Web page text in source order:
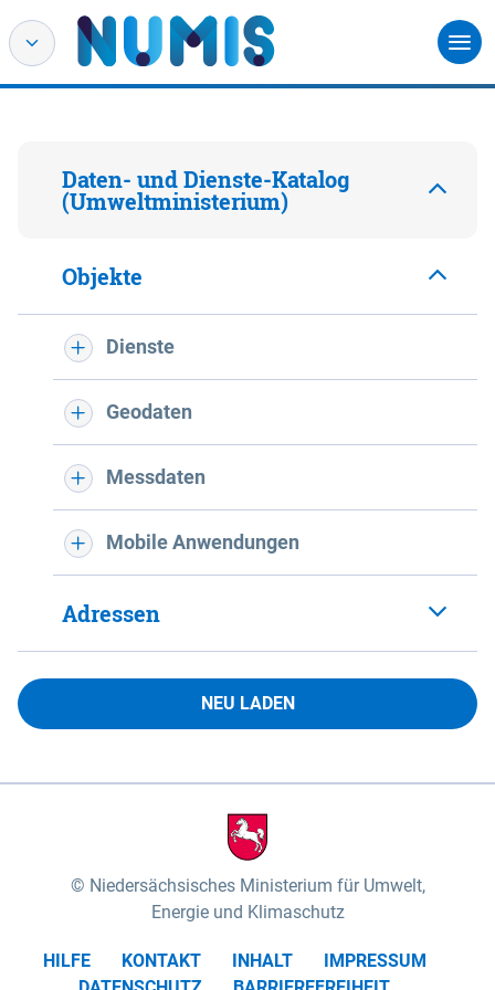
Daten- und Dienste-Katalog
(Umweltministerium)
Objekte
Dienste
Geodaten
Messdaten
Mobile Anwendungen
Adressen
NEU LADEN
Niedersächsisches Ministerium für Umwelt,
Energie und Klimaschutz
HILFE KONTAKT INHALT
IMPRESSUM